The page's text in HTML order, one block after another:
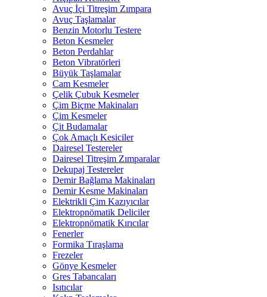
Avuç İçi Titreşim Zımpara
Avuç Taşlamalar
Benzin Motorlu Testere
Beton Kesmeler
Beton Perdahlar
Beton Vibratörleri
Büyük Taşlamalar
Cam Kesmeler
Çelik Çubuk Kesmeler
Çim Biçme Makinaları
Çim Kesmeler
Çit Budamalar
Çok Amaçlı Kesiciler
Dairesel Testereler
Dairesel Titreşim Zımparalar
Dekupaj Testereler
Demir Bağlama Makinaları
Demir Kesme Makinaları
Elektrikli Çim Kazıyıcılar
Elektropnömatik Deliciler
Elektropnömatik Kırıcılar
Fenerler
Formika Tıraşlama
Frezeler
Gönye Kesmeler
Gres Tabancaları
Isıtıcılar